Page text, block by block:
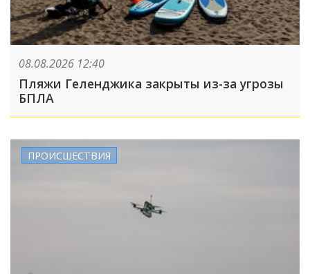
08.08.2026 12:40
Пляжи Геленджика закрыты из-за угрозы
БПЛА
ПРОИСШЕСТВИЯ